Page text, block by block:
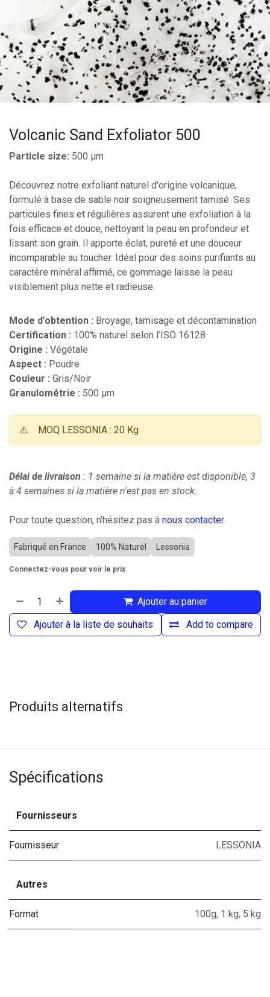
Volcanic Sand Exfoliator 500
Particle size: 500 µm
Découvrez notre exfoliant naturel d'origine volcanique,
formulé à base de sable noir soigneusement tamisé. Ses
particules fines et régulières assurent une exfoliation à la
fois efficace et douce, nettoyant la peau en profondeur et
lissant son grain. Il apporte éclat, pureté et une douceur
incomparable au toucher. Idéal pour des soins purifiants au
caractère minéral affirmé, ce gommage laisse la peau
visiblement plus nette et radieuse.
Mode d’obtention : Broyage, tamisage et décontamination
Certification : 100% naturel selon l’ISO 16128
Origine : Végétale
Aspect : Poudre
Couleur : Gris/Noir
Granulométrie : 500 µm
⚠️ MOQ LESSONIA : 20 Kg
Délai de livraison : 1 semaine si la matière est disponible, 3
à 4 semaines si la matière n'est pas en stock.
Pour toute question, n'hésitez pas à nous contacter.
Fabriqué en France 100% Naturel Lessonia
Connectez-vous pour voir le prix
Ajouter au panier
Add to compare
Ajouter à la liste de souhaits
Produits alternatifs
Spécifications
Fournisseurs
Fournisseur LESSONIA
Autres
Format 100g, 1 kg, 5 kg